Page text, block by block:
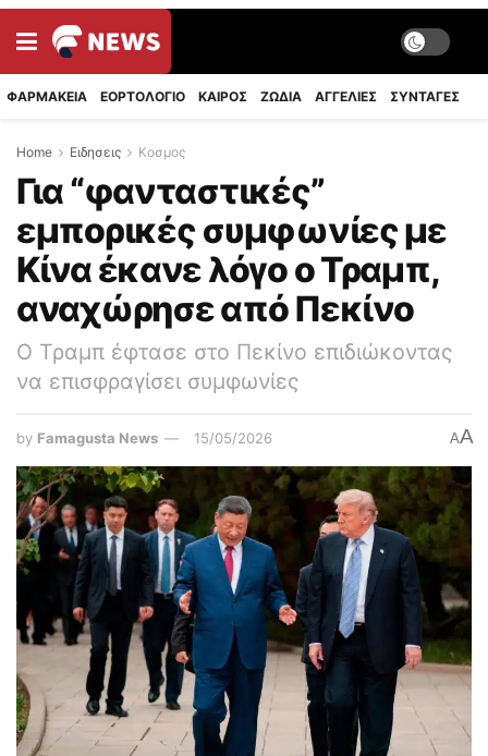
ΦΑΡΜΑΚΕΙΑ ΕΟΡΤΟΛΟΓΙΟ ΚΑΙΡΟΣ ΖΩΔΙΑ ΑΓΓΕΛΙΕΣ ΣΥΝΤΑΓΈΣ
Home Ειδησεις Κοσμος
Για “φανταστικές”
εμπορικές συμφωνίες με
Κίνα έκανε λόγο ο Τραμπ,
αναχώρησε από Πεκίνο
Ο Τραμπ έφτασε στο Πεκίνο επιδιώκοντας
να επισφραγίσει συμφωνίες
by Famagusta News 15/05/2026 AA